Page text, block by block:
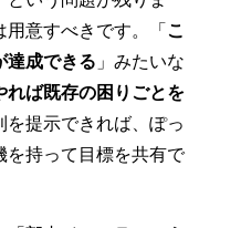
意すべきです。「 こ
達成できる 」みたいな
れば既存の困りごとを
を提示できれば、ぽっ
を持って目標を共有で